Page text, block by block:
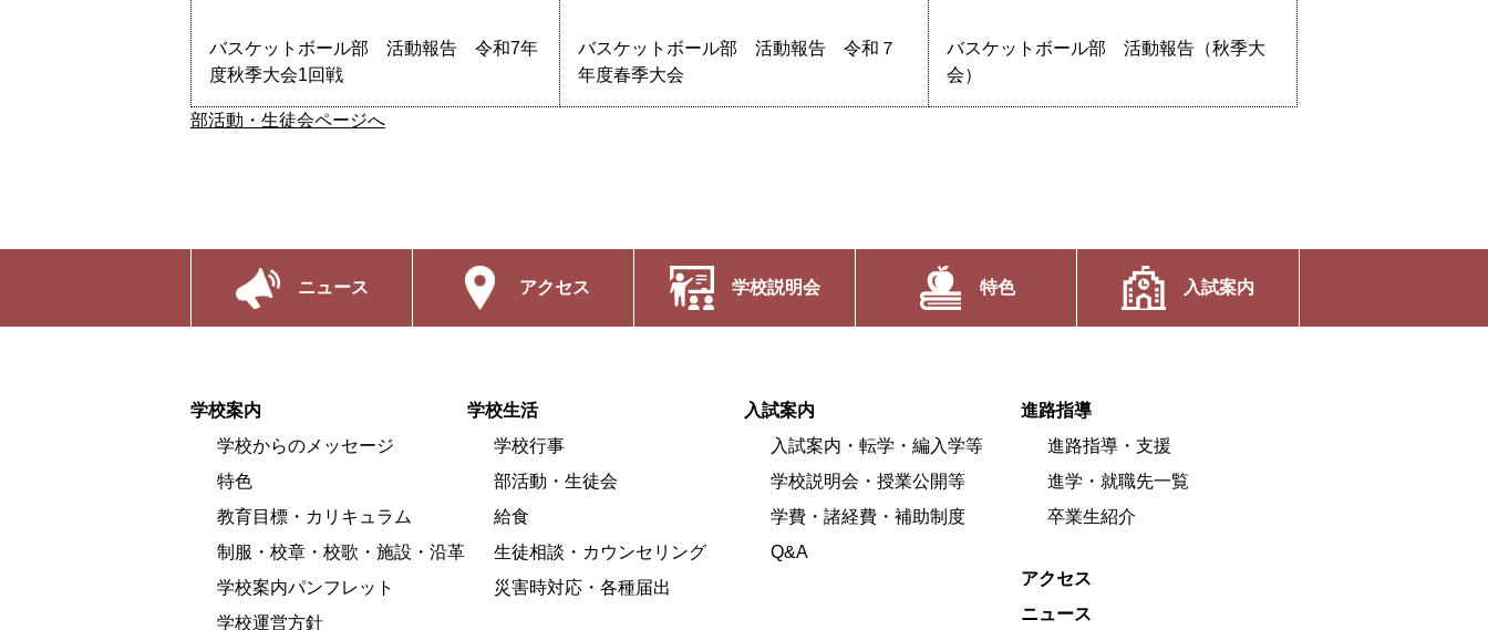
バスケットボール部 活動報告 令和7年
度秋季大会1回戦
バスケットボール部 活動報告 令和７
年度春季大会
バスケットボール部 活動報告（秋季大
会）
部活動・生徒会ページへ
ニュース アクセス 学校説明会 特色 入試案内
学校案内
学校からのメッセージ
特色
教育目標・カリキュラム
制服・校章・校歌・施設・沿革
学校案内パンフレット
学校運営方針
学校生活
学校行事
部活動・生徒会
給食
生徒相談・カウンセリング
災害時対応・各種届出
入試案内
入試案内・転学・編入学等
学校説明会・授業公開等
学費・諸経費・補助制度
Q&A
進路指導
進路指導・支援
進学・就職先一覧
卒業生紹介
アクセス
ニュース